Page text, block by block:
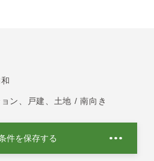
ン、戸建、土地 / 南向き
件を保存する